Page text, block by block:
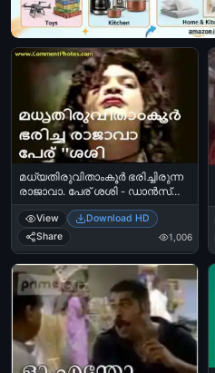
മധ്യതിരുവിതാംകൂര്‍ ഭരിച്ചിരുന്ന
രാജാവാ. പേര് ശശി - ഡാന്‍സ്
മാസ്റര്‍ സലിം കുമാര്‍ -
ചതിക്കാത്ത ചന്തു - Madhya
Thiruvithamkoor Bharichirunna
Rajavaa. Peu Sasi - Dance Master
Salim Kumar in Chathikkatha
Chanthu
View
Download HD
Share
1,006